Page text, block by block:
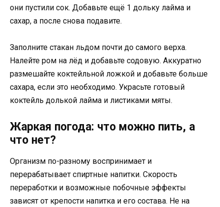
они пустили сок. Добавьте ещё 1 дольку лайма и
сахар, а после снова подавите.
Заполните стакан льдом почти до самого верха.
Налейте ром на лёд и добавьте содовую. Аккуратно
размешайте коктейльной ложкой и добавьте больше
сахара, если это необходимо. Украсьте готовый
коктейль долькой лайма и листиками мяты.
Жаркая погода: что можно пить, а
что нет?
Организм по-разному воспринимает и
перерабатывает спиртные напитки. Скорость
переработки и возможные побочные эффекты
зависят от крепости напитка и его состава. Не на